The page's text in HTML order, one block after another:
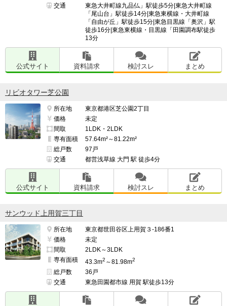
交通
東急大井町線九品仏」駅徒歩5分|東急大井町線
「尾山台」駅徒歩14分|東急東横線・大井町線
「自由が丘」駅徒歩15分|東急目黒線「奥沢」駅
徒歩16分|東急東横線・目黒線「田園調布駅徒歩
13分
公式サイト 資料請求 検討スレ まとめ
リビオタワー芝公園
所在地
東京都港区芝公園2丁目
価格
未定
間取
1LDK・2LDK
専有面積
57.64m²～81.22m²
総戸数
97戸
交通
都営浅草線 大門 駅 徒歩4分
公式サイト 資料請求 検討スレ まとめ
サンウッド上用賀三丁目
所在地
東京都世田谷区上用賀３-186番1
価格
未定
間取
2LDK～3LDK
専有面積
43.3m2 ～81.98m2
総戸数
36戸
交通
東急田園都市線 用賀 駅徒歩13分